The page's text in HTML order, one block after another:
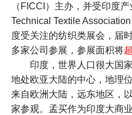
（FICCI）主办，并受印度
Technical Textile Association
度受关注的纺织类展会，届
多家公司参展，参展面积将
印度，世界人口很大国
地处欧亚大陆的中心，地理
来自欧洲大陆，远东地区，
家参观。孟买作为印度大商